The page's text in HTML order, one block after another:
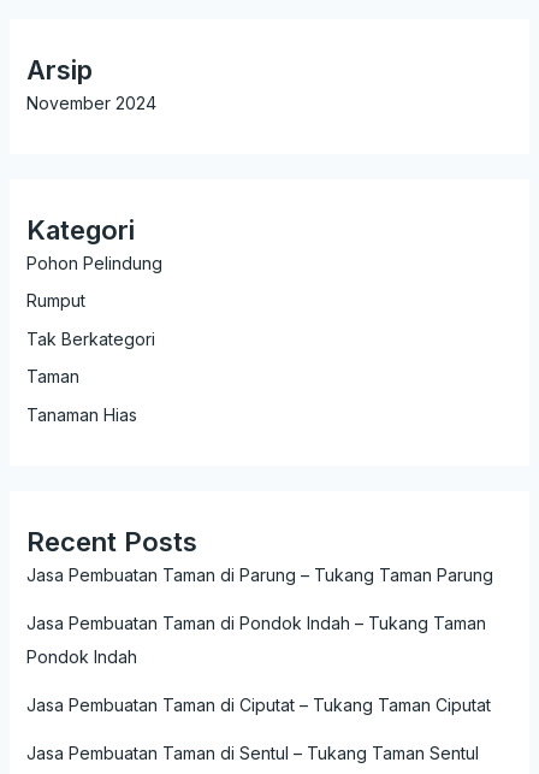
Arsip
November 2024
Kategori
Pohon Pelindung
Rumput
Tak Berkategori
Taman
Tanaman Hias
Recent Posts
Jasa Pembuatan Taman di Parung – Tukang Taman Parung
Jasa Pembuatan Taman di Pondok Indah – Tukang Taman
Pondok Indah
Jasa Pembuatan Taman di Ciputat – Tukang Taman Ciputat
Jasa Pembuatan Taman di Sentul – Tukang Taman Sentul